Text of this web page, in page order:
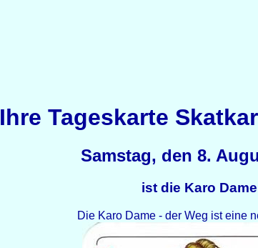
Ihre Tageskarte
Samstag, den 8.
ist die Karo Dame
Die Karo Dame - der Weg ist eine